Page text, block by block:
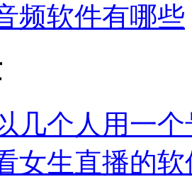
频软件有哪些
几个人用一个
女生直播的